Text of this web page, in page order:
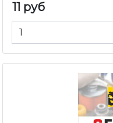
11 руб